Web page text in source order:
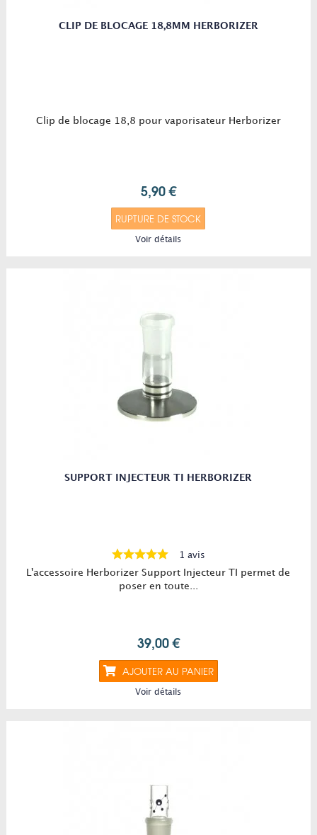
CLIP DE BLOCAGE 18,8MM HERBORIZER
Clip de blocage 18,8 pour vaporisateur Herborizer
5,90 €
RUPTURE DE STOCK
Voir détails
SUPPORT INJECTEUR TI HERBORIZER
1 avis
L'accessoire Herborizer Support Injecteur TI permet de
poser en toute...
39,00 €
AJOUTER AU PANIER
Voir détails